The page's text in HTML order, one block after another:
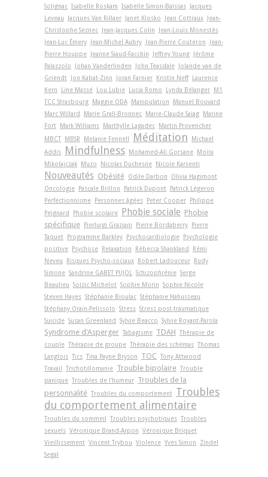
Solignac Isabelle Roskam Isabelle Simon-Baïssas Jacques
Leveau
Jacques Van Rillaer Janet Klosko Jean Cottraux Jean-
Christophe Seznec Jean-Jacques Colin
Jean-Louis Monestès
Jean-Luc Émery Jean-Michel Aubry Jean-Pierre Couteron
Jean-
Pierre Houppe Jeanne Siaud-Facchin Jeffrey Young Jérôme
Palazzolo
Johan Vanderlinden John Teasdale Jolande van de
Griendt Jon Kabat-Zinn Joran Farnier Kristin Neff Laurence
Kern
Line Massé Lou Lubie Lucia Romo Lynda Bélanger M1
TCC Strasbourg Maggie ODA Manipulation
Manuel Bouvard
Marc Willard
Marie Grall-Bronnec Marie-Claude Saiag Marine
Fort Mark Williams Marthylle Lagadec Martin Provencher
MBCT MBSR Melanie Fennell Méditation
Michael
Addis
Mindfulness Mohamed-Ali Gorsane Moïra
Mikolajczak Muzo Nicolas Duchesne Nicole Karsenti
Nouveautés Obésité Odile Darbon
Olivia Hagimont
Oncologie Pascale Brillon Patrick Dupont Patrick Légeron
Perfectionnisme Personnes âgées Peter Cooper Philippe
Peignard
Phobie scolaire Phobie sociale Phobie
spécifique Pierluigi Graziani Pierre Bordaberry Pierre
Taquet Programme Barkley Psychocardiologie Psychologie
positive Psychose Relaxation Rébecca Shankland
Rémi
Neveu
Risques Psycho-sociaux Robert Ladouceur Rudy
Simone Sandrine GABET PUJOL Schizophrénie Serge
Beaulieu Soizic Michelot Sophie Morin Sophie Nicole
Steven Hayes Stéphanie Bioulac Stéphanie Hahusseau
Stéphany Orain-Pelissolo Stress Stress post-traumatique
Suicide Susan Greenland Sylvie Beacco Sylvie Royant-Parola
Syndrome d'Asperger Tabagisme TDAH Thérapie de
couple Thérapie de groupe Thérapie des schémas Thomas
Langlois Tics Tina Payne Bryson TOC Tony Attwood
Travail Trichotillomanie Trouble bipolaire Trouble
panique Troubles de l'humeur Troubles de la
personnalité Troubles du comportement Troubles
du comportement alimentaire
Troubles du sommeil Troubles psychotiques Troubles
sexuels Véronique Brand-Arpon Véronique Briquet
Vieillissement Vincent Trybou Violence Yves Simon
Zindel
Segal